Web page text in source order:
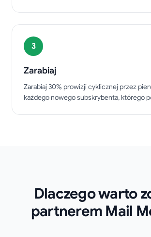
3
Zarabiaj
Zarabiaj 30% prowizji cyklicznej przez
każdego nowego subskrybenta, którego
Dlaczego warto
partnerem Mail